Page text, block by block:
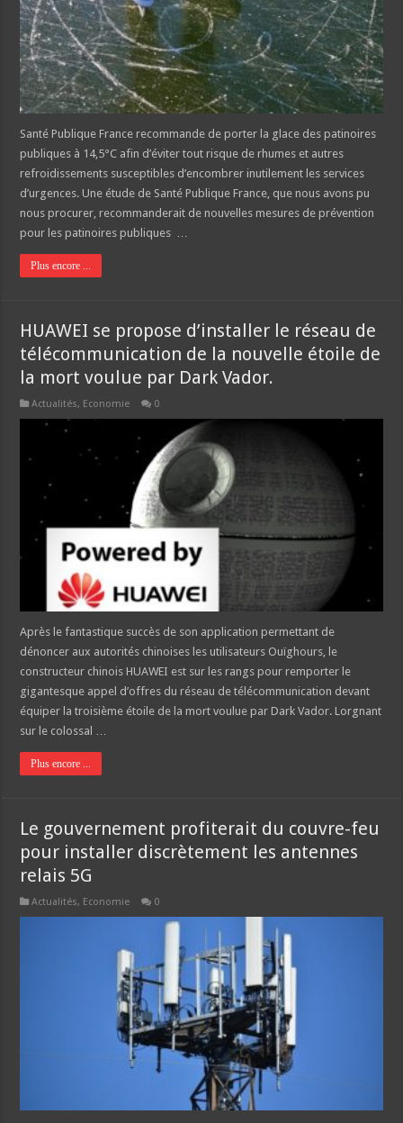
Santé Publique France recommande de porter la glace des patinoires
publiques à 14,5°C afin d’éviter tout risque de rhumes et autres
refroidissements susceptibles d’encombrer inutilement les services
d’urgences. Une étude de Santé Publique France, que nous avons pu
nous procurer, recommanderait de nouvelles mesures de prévention
pour les patinoires publiques …
Plus encore ...
HUAWEI se propose d’installer le réseau de
télécommunication de la nouvelle étoile de
la mort voulue par Dark Vador.
Actualités, Economie 0
Après le fantastique succès de son application permettant de
dénoncer aux autorités chinoises les utilisateurs Ouïghours, le
constructeur chinois HUAWEI est sur les rangs pour remporter le
gigantesque appel d’offres du réseau de télécommunication devant
équiper la troisième étoile de la mort voulue par Dark Vador. Lorgnant
sur le colossal …
Plus encore ...
Le gouvernement profiterait du couvre-feu
pour installer discrètement les antennes
relais 5G
Actualités, Economie 0